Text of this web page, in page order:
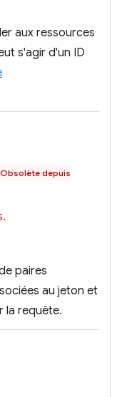
aux ressources
s'agir d'un ID
Obsolète depuis
paires
au jeton et
la requête.